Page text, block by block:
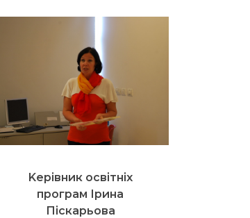
Kерівник освітніх
програм Ірина
Піскарьова